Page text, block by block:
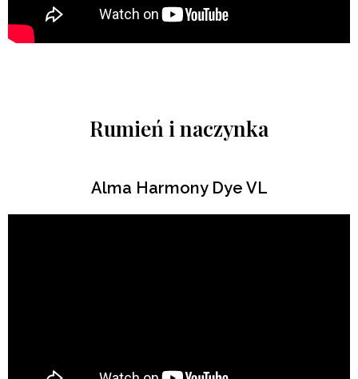
Rumień i naczynka
Alma Harmony Dye VL